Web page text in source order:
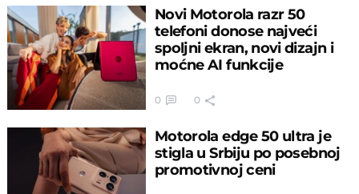
Novi Motorola razr 50
telefoni donose najveći
spoljni ekran, novi dizajn i
moćne AI funkcije
0 0
Motorola edge 50 ultra je
stigla u Srbiju po posebnoj
promotivnoj ceni